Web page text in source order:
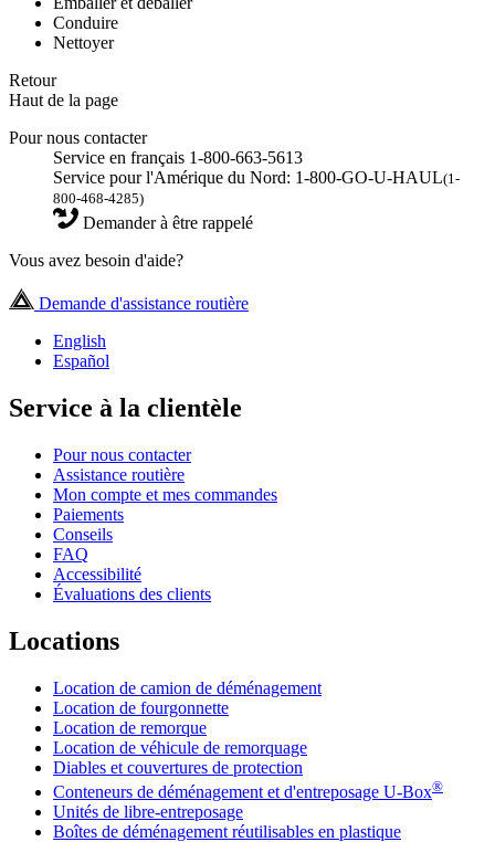
Conduire
Nettoyer
Retour
Haut de la page
Pour nous contacter
Service en français 1-800-663-5613
Service pour l'Amérique du Nord: 1-800-GO-U-HAUL(1-
800-468-4285)
Demander à être rappelé
Vous avez besoin d'aide?
Demande d'assistance routière
English
Español
Service à la clientèle
Pour nous contacter
Assistance routière
Mon compte et mes commandes
Paiements
Conseils
FAQ
Accessibilité
Évaluations des clients
Locations
Location de camion de déménagement
Location de fourgonnette
Location de remorque
Location de véhicule de remorquage
Diables et couvertures de protection
Conteneurs de déménagement et d'entreposage U-Box®
Unités de libre-entreposage
Boîtes de déménagement réutilisables en plastique